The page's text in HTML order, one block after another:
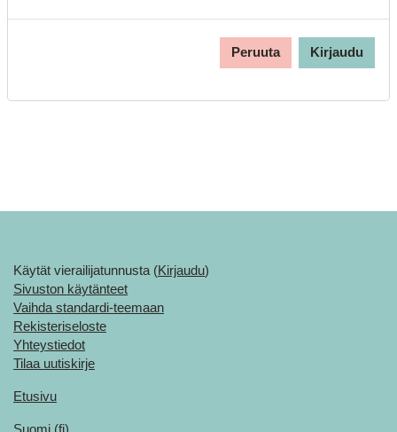
Peruuta Kirjaudu
Käytät vierailijatunnusta (Kirjaudu)
Sivuston käytänteet
Vaihda standardi-teemaan
Rekisteriseloste
Yhteystiedot
Tilaa uutiskirje
Etusivu
Suomi ‎(fi)‎